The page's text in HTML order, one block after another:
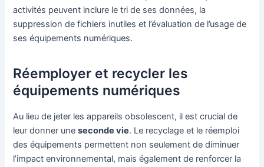
activités peuvent inclure le tri de ses données, la
suppression de fichiers inutiles et l’évaluation de l’usage de
ses équipements numériques.
Réemployer et recycler les
équipements numériques
Au lieu de jeter les appareils obsolescent, il est crucial de
leur donner uneseconde vie. Le recyclage et le réemploi
des équipements permettent non seulement de diminuer
l’impact environnemental, mais également de renforcer la